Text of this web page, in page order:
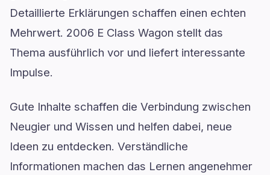
Detaillierte Erklärungen schaffen einen echten
Mehrwert. 2006 E Class Wagon stellt das
Thema ausführlich vor und liefert interessante
Impulse.
Gute Inhalte schaffen die Verbindung zwischen
Neugier und Wissen und helfen dabei, neue
Ideen zu entdecken. Verständliche
Informationen machen das Lernen angenehmer